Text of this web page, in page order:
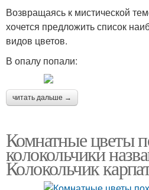
Возвращаясь к мистической
хочется предложить список
видов цветов.
В опалу попали:
читать дальше →
Комнатные цветы
колокольчики
Колокольчик